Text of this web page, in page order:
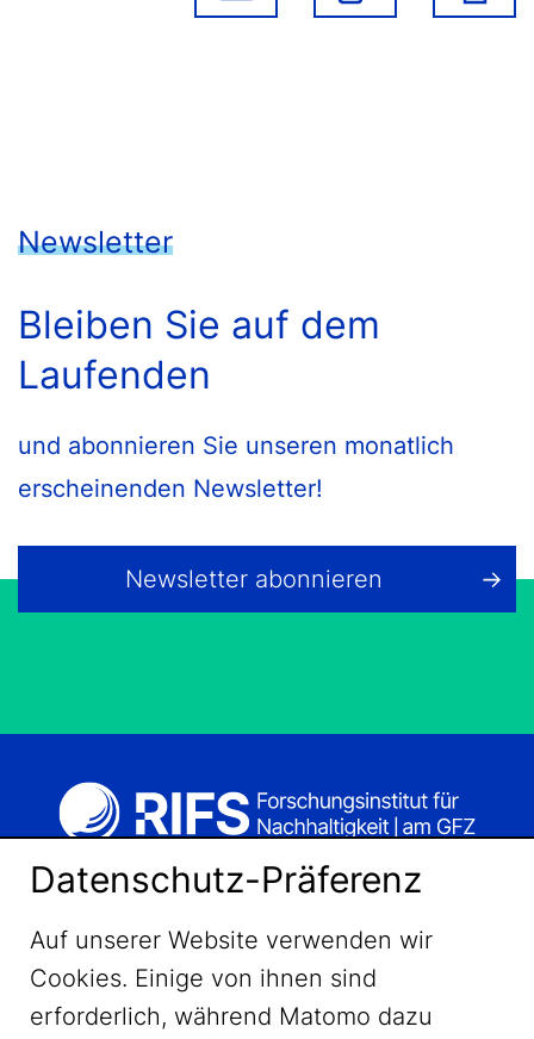
Newsletter
Bleiben Sie auf dem
Laufenden
und abonnieren Sie unseren monatlich
erscheinenden Newsletter!
Newsletter abonnieren
Datenschutz-Präferenz
Auf unserer Website verwenden wir
Cookies. Einige von ihnen sind
erforderlich, während Matomo dazu